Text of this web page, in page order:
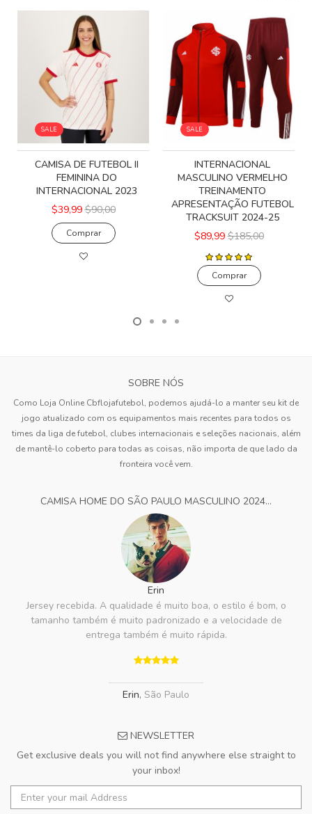
SALE
CAMISA DE FUTEBOL II
FEMININA DO
INTERNACIONAL 2023
$39,99 $90,00
Comprar
SALE
INTERNACIONAL
MASCULINO VERMELHO
TREINAMENTO
APRESENTAÇÃO FUTEBOL
TRACKSUIT 2024-25
$89,99 $185,00
Comprar
SOBRE NÓS
Como Loja Online Cbflojafutebol, podemos ajudá-lo a manter seu kit de
jogo atualizado com os equipamentos mais recentes para todos os
times da liga de futebol, clubes internacionais e seleções nacionais, além
de mantê-lo coberto para todas as coisas, não importa de que lado da
fronteira você vem.
CAMISA HOME DO SÃO PAULO MASCULINO 2024...
Erin
Jersey recebida. A qualidade é muito boa, o estilo é bom, o
tamanho também é muito padronizado e a velocidade de
entrega também é muito rápida.
Erin, São Paulo
NEWSLETTER
Get exclusive deals you will not find anywhere else straight to
your inbox!